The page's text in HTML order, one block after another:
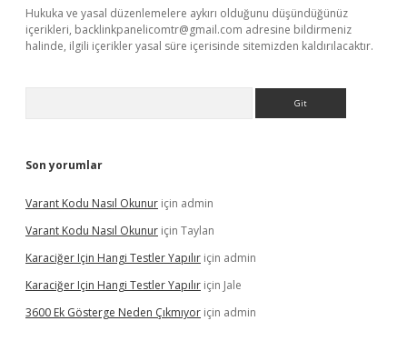
Hukuka ve yasal düzenlemelere aykırı olduğunu düşündüğünüz
içerikleri, backlinkpanelicomtr@gmail.com adresine bildirmeniz
halinde, ilgili içerikler yasal süre içerisinde sitemizden kaldırılacaktır.
Son yorumlar
Varant Kodu Nasıl Okunur için admin
Varant Kodu Nasıl Okunur için Taylan
Karaciğer Için Hangi Testler Yapılır için admin
Karaciğer Için Hangi Testler Yapılır için Jale
3600 Ek Gösterge Neden Çıkmıyor için admin